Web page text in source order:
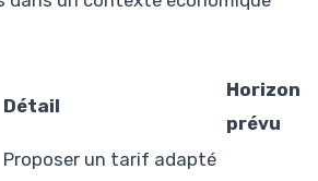
Détail
Horizon
prévu
Proposer un tarif adapté